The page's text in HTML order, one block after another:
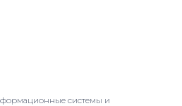
системы и